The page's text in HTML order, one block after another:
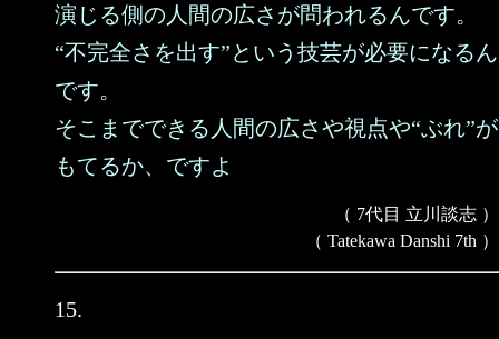
演じる側の人間の広さが問われるんです。
“不完全さを出す”という技芸が必要になるん
です。
そこまでできる人間の広さや視点や“ぶれ”が
もてるか、ですよ
（ 7代目 立川談志 ）
（ Tatekawa Danshi 7th ）
15.